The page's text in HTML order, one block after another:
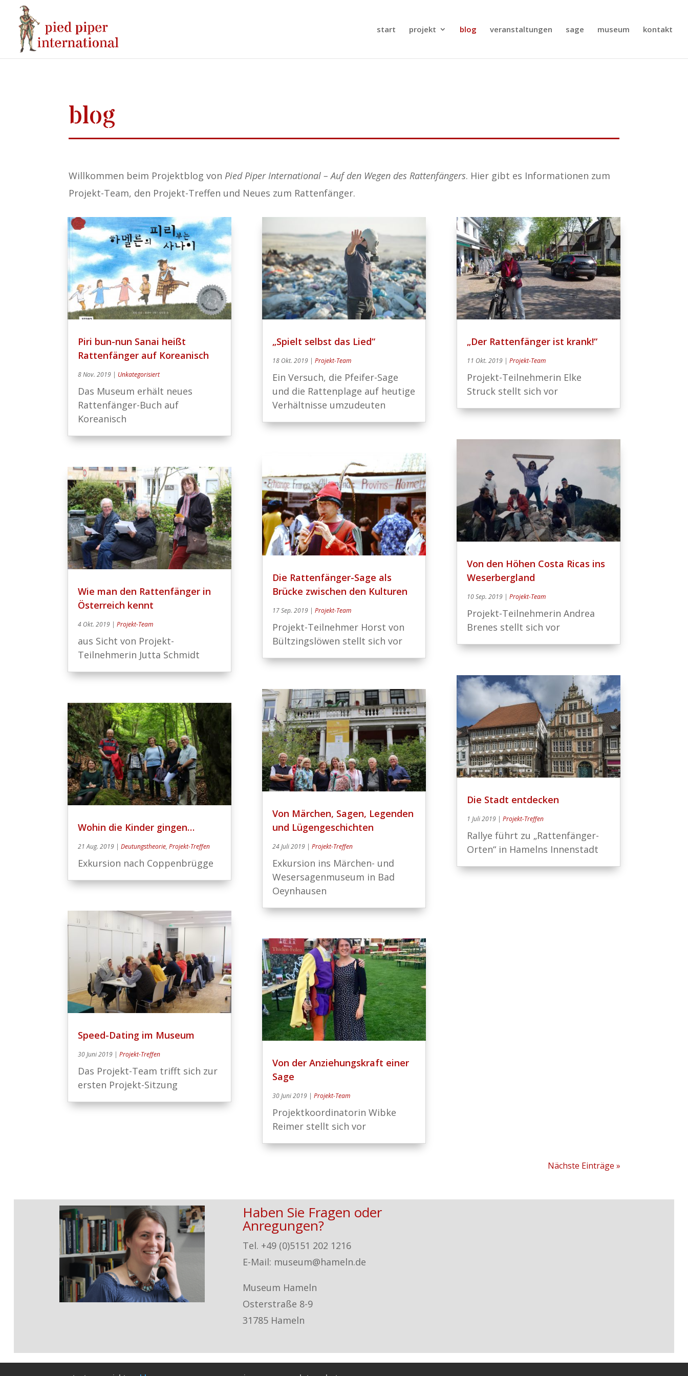
start projekt blog veranstaltungen sage museum kontakt
blog
Willkommen beim Projektblog von Pied Piper International – Auf den Wegen des Rattenfängers. Hier gibt es Informationen zum
Projekt-Team, den Projekt-Treffen und Neues zum Rattenfänger.
Piri bun-nun Sanai heißt
Rattenfänger auf Koreanisch
8 Nov. 2019 Unkategorisiert
Das Museum erhält neues
Rattenfänger-Buch auf
Koreanisch
Wie man den Rattenfänger in
Österreich kennt
4 Okt. 2019 | Projekt-Team
aus Sicht von Projekt-
Teilnehmerin Jutta Schmidt
Wohin die Kinder gingen…
21 Aug. 2019 | Deutungstheorie, Projekt-Treffen
Exkursion nach Coppenbrügge
Speed-Dating im Museum
30 Juni 2019 | Projekt-Treffen
Das Projekt-Team trifft sich zur
ersten Projekt-Sitzung
„Spielt selbst das Lied“
18 Okt. 2019| Projekt-Team
Ein Versuch, die Pfeifer-Sage
und die Rattenplage auf heutige
Verhältnisse umzudeuten
Die Rattenfänger-Sage als
Brücke zwischen den Kulturen
17 Sep. 2019| Projekt-Team
Projekt-Teilnehmer Horst von
Bültzingslöwen stellt sich vor
Von Märchen, Sagen, Legenden
und Lügengeschichten
24 Juli 2019| Projekt-Treffen
Exkursion ins Märchen- und
Wesersagenmuseum in Bad
Oeynhausen
Von der Anziehungskraft einer
Sage
30 Juni 2019| Projekt-Team
Projektkoordinatorin Wibke
Reimer stellt sich vor
„Der Rattenfänger ist krank!“
11 Okt. 2019| Projekt-Team
Projekt-Teilnehmerin Elke
Struck stellt sich vor
Von den Höhen Costa Ricas ins
Weserbergland
10 Sep. 2019| Projekt-Team
Projekt-Teilnehmerin Andrea
Brenes stellt sich vor
Die Stadt entdecken
1 Juli 2019| Projekt-Treffen
Rallye führt zu „Rattenfänger-
Orten“ in Hamelns Innenstadt
Nächste Einträge »
Haben Sie Fragen oder
Anregungen?
Tel. +49 (0)5151 202 1216
E-Mail: museum@hameln.de
Museum Hameln
Osterstraße 8-9
31785 Hameln